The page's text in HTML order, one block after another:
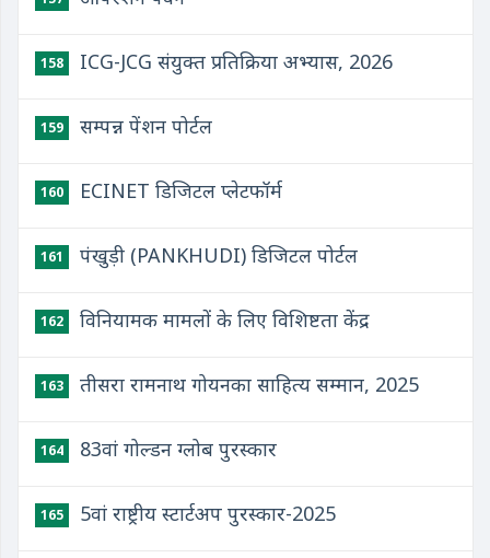
158 ICG-JCG संयुक्‍त प्रतिक्रिया अभ्‍यास, 2026
159 सम्पन्न पेंशन पोर्टल
160 ECINET डिजिटल प्लेटफॉर्म
161 पंखुड़ी (PANKHUDI) डिजिटल पोर्टल
162 विनियामक मामलों के लिए विशिष्टता केंद्र
163 तीसरा रामनाथ गोयनका साहित्य सम्मान, 2025
164 83वां गोल्डन ग्लोब पुरस्कार
165 5वां राष्ट्रीय स्टार्टअप पुरस्कार-2025